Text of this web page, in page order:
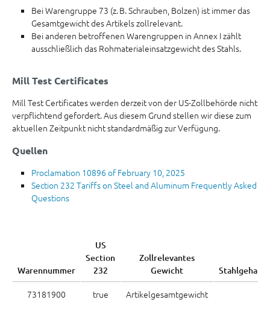
Bei Warengruppe 73 (z. B. Schrauben, Bolzen) ist immer das
Gesamtgewicht des Artikels zollrelevant.
Bei anderen betroffenen Warengruppen in Annex I zählt
ausschließlich das Rohmaterialeinsatzgewicht des Stahls.
Mill Test Certificates
Mill Test Certificates werden derzeit von der US-Zollbehörde nicht
verpflichtend gefordert. Aus diesem Grund stellen wir diese zum
aktuellen Zeitpunkt nicht standardmäßig zur Verfügung.
Quellen
Proclamation 10896 of February 10, 2025
Section 232 Tariffs on Steel and Aluminum Frequently Asked
Questions
Warennummer
US
Section
232
Zollrelevantes
Gewicht
Stahlgehalt
73181900 true Artikelgesamtgewicht